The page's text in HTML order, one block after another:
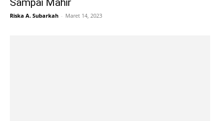
Sampai Mahir
Riska A. Subarkah - Maret 14, 2023